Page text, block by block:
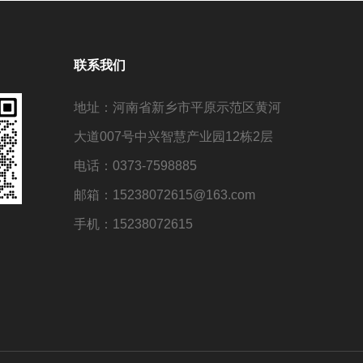
联系我们
地址：河南省新乡市平原示范区黄河
大道007号中兴智慧产业园12栋2层
电话：0373-7598885
邮箱：15238072615@163.com
手机：15238072615